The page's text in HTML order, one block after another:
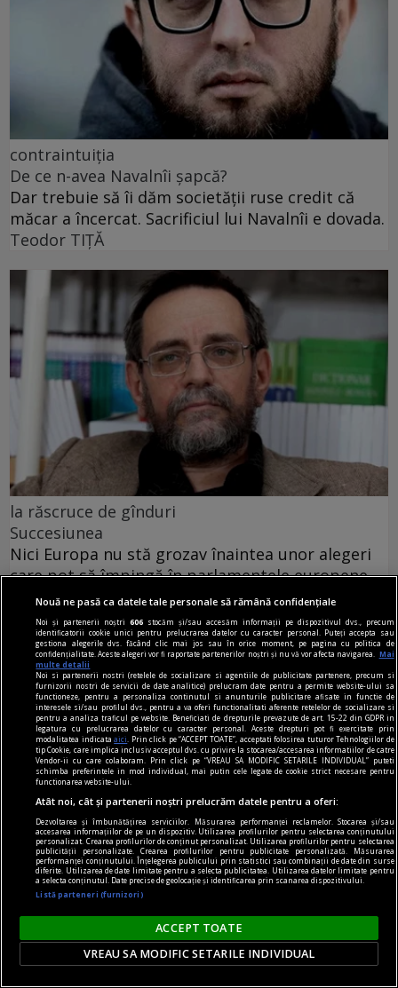
contraintuiția
De ce n-avea Navalnîi șapcă?
Dar trebuie să îi dăm societății ruse credit că
măcar a încercat. Sacrificiul lui Navalnîi e dovada.
Teodor TIŢĂ
la răscruce de gînduri
Succesiunea
Nici Europa nu stă grozav înaintea unor alegeri
care pot să împingă în parlamentele europene
diferiți demagogi cu promisiuni maximale și
capacități mediocre.
Andrei CORNEA
nici așa, nici altminteri
Cum trebuie să fie un președinte
Nu cred în nici o campanie electorală construită
Nouă ne pasă ca datele tale personale să rămână confidențiale
Noi și partenerii noștri606 stocăm și/sau accesăm informații pe dispozitivul dvs., precum
identificatorii cookie unici pentru prelucrarea datelor cu caracter personal. Puteți accepta sau
gestiona alegerile dvs. făcând clic mai jos sau în orice moment, pe pagina cu politica de
confidențialitate. Aceste alegeri vor fi raportate partenerilor noștri și nu vă vor afecta navigarea.
Mai
multe detalii
Noi si partenerii nostri (retelele de socializare si agentiile de publicitate partenere, precum si
furnizorii nostri de servicii de date analitice) prelucram date pentru a permite website-ului sa
functioneze, pentru a personaliza continutul si anunturile publicitare afisate in functie de
interesele si/sau profilul dvs., pentru a va oferi functionalitati aferente retelelor de socializare si
pentru a analiza traficul pe website. Beneficiati de drepturile prevazute de art. 15-22 din GDPR in
legatura cu prelucrarea datelor cu caracter personal. Aceste drepturi pot fi exercitate prin
modalitatea indicataaici
. Prin click pe “ACCEPT TOATE”, acceptati folosirea tuturor Tehnologiilor de
tip Cookie, care implica inclusiv acceptul dvs. cu privire la stocarea/accesarea informatiilor de catre
Vendor-ii cu care colaboram. Prin click pe “VREAU SA MODIFIC SETARILE INDIVIDUAL” puteti
schimba preferintele in mod individual, mai putin cele legate de cookie strict necesare pentru
functionarea website-ului.
Atât noi, cât și partenerii noștri prelucrăm datele pentru a oferi:
Dezvoltarea și îmbunătățirea serviciilor. Măsurarea performanței reclamelor. Stocarea și/sau
accesarea informațiilor de pe un dispozitiv. Utilizarea profilurilor pentru selectarea conținutului
personalizat. Crearea profilurilor de conținut personalizat. Utilizarea profilurilor pentru selectarea
publicității personalizate. Crearea profilurilor pentru publicitate personalizată. Măsurarea
performanței conținutului. Înțelegerea publicului prin statistici sau combinații de date din surse
diferite. Utilizarea de date limitate pentru a selecta publicitatea. Utilizarea datelor limitate pentru
a selecta conținutul. Date precise de geolocație și identificarea prin scanarea dispozitivului.
Listă parteneri (furnizori)
ACCEPT TOATE
VREAU SA MODIFIC SETARILE INDIVIDUAL